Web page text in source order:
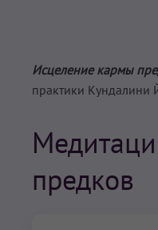
Исцеление кармы
практики Кундалини
предков